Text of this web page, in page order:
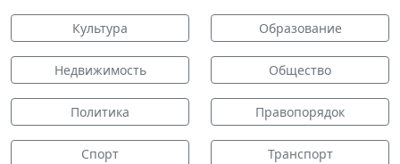
Культура Образование
Недвижимость Общество
Политика Правопорядок
Спорт Транспорт